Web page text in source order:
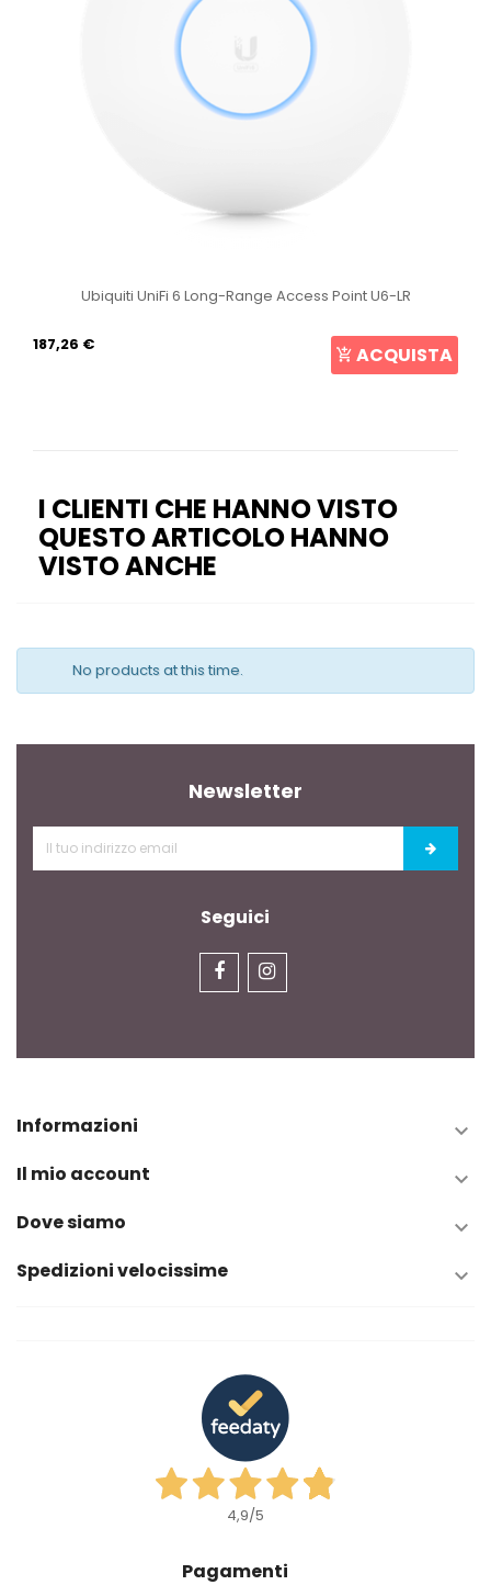
Ubiquiti UniFi 6 Long-Range Access Point U6-LR
187,26 € ACQUISTA
I CLIENTI CHE HANNO VISTO
QUESTO ARTICOLO HANNO
VISTO ANCHE
No products at this time.
Newsletter
Seguici
Informazioni 
Il mio account 
Dove siamo 
Spedizioni velocissime 
4,9/5
Pagamenti